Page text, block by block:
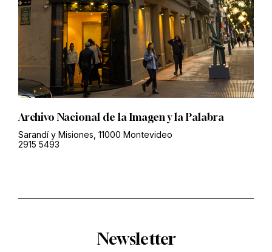
Archivo Nacional de la Imagen y la Palabra
Sarandí y Misiones, 11000 Montevideo
2915 5493
Newsletter